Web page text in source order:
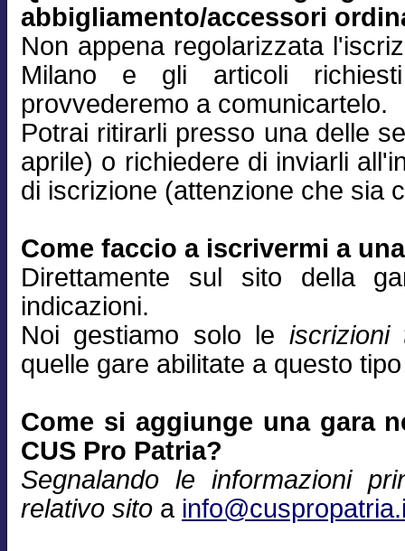
abbigliamento/accessori
Non appena regolarizzata
Milano e gli articoli richiesti
provvederemo a comunicartelo.
Potrai ritirarli presso una delle
aprile) o richiedere di inviarli
di iscrizione (attenzione che sia
Come faccio a iscrivermi a
Direttamente sul sito della
indicazioni.
Noi gestiamo solo le iscrizioni
quelle gare abilitate a questo
Come si aggiunge una gara
CUS Pro Patria?
Segnalando le informazioni
relativo sito a